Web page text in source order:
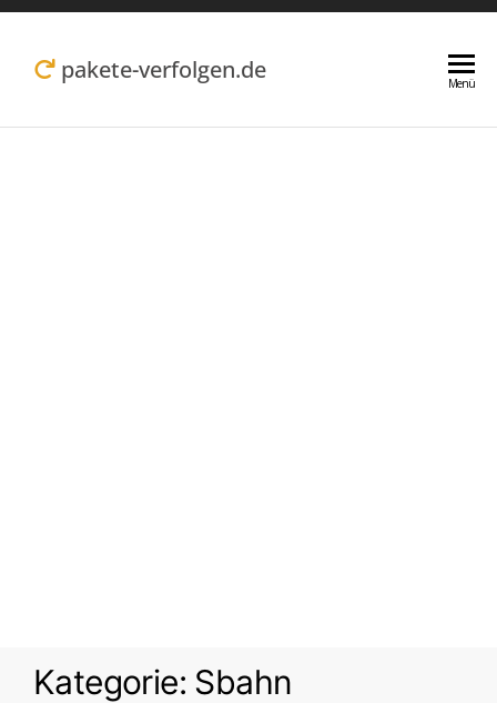
Zum
Inhalt pakete-verfolgen.de Menü
Kategorie: Sbahn